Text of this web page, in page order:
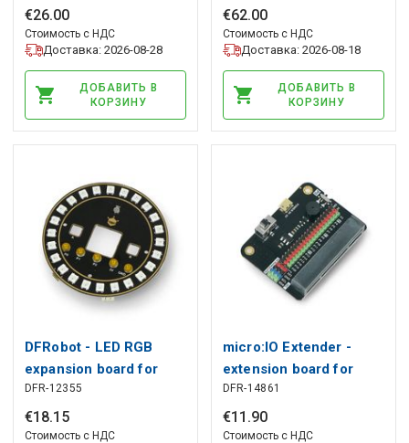
€26.00
Стоимость с НДС
Доставка: 2026-08-28
ДОБАВИТЬ В
КОРЗИНУ
€62.00
Стоимость с НДС
Доставка: 2026-08-18
ДОБАВИТЬ В
КОРЗИНУ
DFRobot - LED RGB
expansion board for
BBC micro:bit
DFR-12355
€18.15
Стоимость с НДС
micro:IO Extender -
extension board for
BBC micro:bit - DFRobot
MBT0008
DFR-14861
€11 .90
Стоимость с НДС